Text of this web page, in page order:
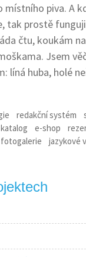
místního piva. A
tak prostě
čtu, koukám
Jsem
líná huba, holé
redakční systém
katalog e-shop
fotogalerie jazykové